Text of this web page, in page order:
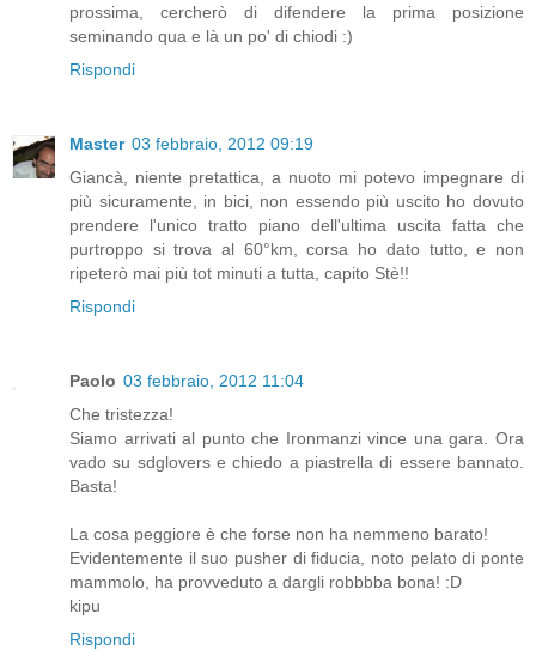
prossima, cercherò di difendere la prima posizione
seminando qua e là un po' di chiodi :)
Rispondi
Master 03 febbraio, 2012 09:19
Giancà, niente pretattica, a nuoto mi potevo impegnare di
più sicuramente, in bici, non essendo più uscito ho dovuto
prendere l'unico tratto piano dell'ultima uscita fatta che
purtroppo si trova al 60°km, corsa ho dato tutto, e non
ripeterò mai più tot minuti a tutta, capito Stè!!
Rispondi
Paolo 03 febbraio, 2012 11:04
Che tristezza!
Siamo arrivati al punto che Ironmanzi vince una gara. Ora
vado su sdglovers e chiedo a piastrella di essere bannato.
Basta!
La cosa peggiore è che forse non ha nemmeno barato!
Evidentemente il suo pusher di fiducia, noto pelato di ponte
mammolo, ha provveduto a dargli robbbba bona! :D
kipu
Rispondi